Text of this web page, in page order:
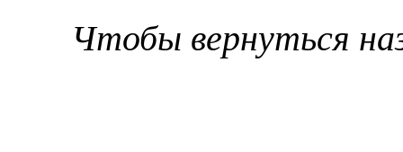
Чтобы вернуться